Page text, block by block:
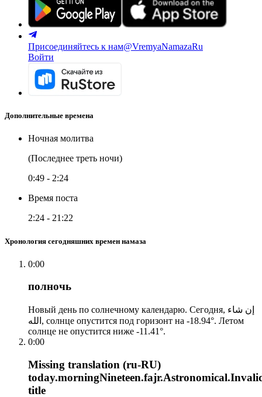
Присоединяйтесь к нам@VremyaNamazaRu
Войти
Дополнительные времена
Ночная молитва
(Последнее треть ночи)
0:49 - 2:24
Время поста
2:24 - 21:22
Хронология сегодняшних времен намаза
0:00
полночь
Новый день по солнечному календарю. Сегодня, إن شاء
الله, солнце опустится под горизонт на -18.94°. Летом
солнце не опустится ниже -11.41°.
0:00
Missing translation (ru-RU)
title